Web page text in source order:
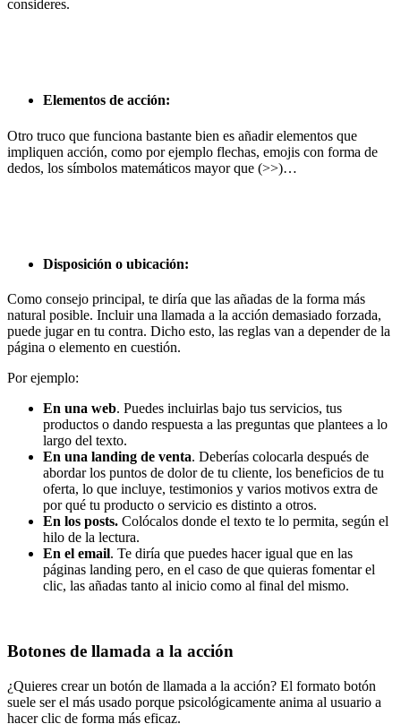
consideres.
Elementos de acción:
Otro truco que funciona bastante bien es añadir elementos que
impliquen acción, como por ejemplo flechas, emojis con forma de
dedos, los símbolos matemáticos mayor que (>>)…
Disposición o ubicación:
Como consejo principal, te diría que las añadas de la forma más
natural posible. Incluir una llamada a la acción demasiado forzada,
puede jugar en tu contra. Dicho esto, las reglas van a depender de la
página o elemento en cuestión.
Por ejemplo:
En una web. Puedes incluirlas bajo tus servicios, tus
productos o dando respuesta a las preguntas que plantees a lo
largo del texto.
En una landing de venta. Deberías colocarla después de
abordar los puntos de dolor de tu cliente, los beneficios de tu
oferta, lo que incluye, testimonios y varios motivos extra de
por qué tu producto o servicio es distinto a otros.
En los posts. Colócalos donde el texto te lo permita, según el
hilo de la lectura.
En el email. Te diría que puedes hacer igual que en las
páginas landing pero, en el caso de que quieras fomentar el
clic, las añadas tanto al inicio como al final del mismo.
Botones de llamada a la acción
¿Quieres crear un botón de llamada a la acción? El formato botón
suele ser el más usado porque psicológicamente anima al usuario a
hacer clic de forma más eficaz.